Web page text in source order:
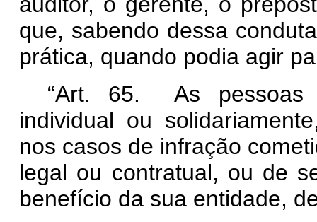
que, sabendo dessa
prática, quando podia agir
“Art. 65. As pessoas
individual ou
nos casos de infração
legal ou contratual, ou de
benefício da sua entidade,